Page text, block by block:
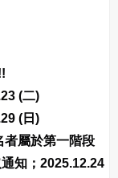
(二)
(日)
屬於第一階段
知；2025.12.24